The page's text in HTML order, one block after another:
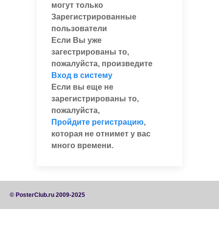
могут только
Зарегистрированные
пользователи
Если Вы уже
загестрированы то,
пожалуйста, произведите
Вход в систему
Если вы еще не
зарегистрированы то,
пожалуйста,
Пройдите регистрацию,
которая не отнимет у вас
много времени.
© PosterClub.ru 2009-2025